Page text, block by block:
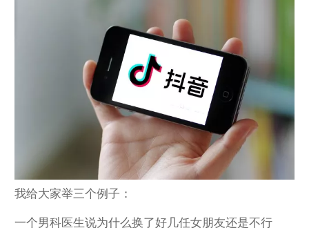
我给大家举三个例子：
一个男科医生说为什么换了好几任女朋友还是不行